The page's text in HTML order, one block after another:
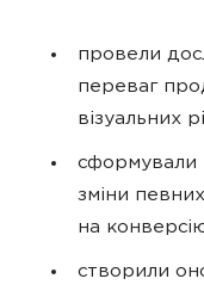
провели
переваг
візуальних
сформували
зміни
на
створили